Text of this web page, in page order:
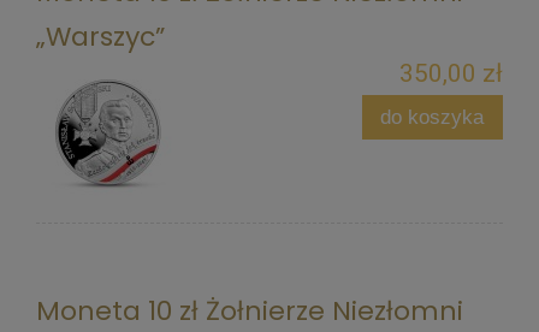
„Warszyc”
350,00 zł
do koszyka
Moneta 10 zł Żołnierze Niezłomni